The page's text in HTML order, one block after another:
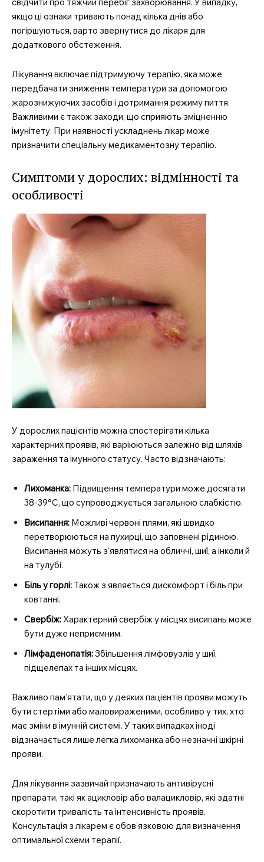
якщо ці ознаки тривають понад кілька днів або
погіршуються, варто звернутися до лікаря для
додаткового обстеження.
Лікування включає підтримуючу терапію, яка може
передбачати зниження температури за допомогою
жарознижуючих засобів і дотримання режиму пиття.
Важливими є також заходи, що сприяють зміцненню
імунітету. При наявності ускладнень лікар може
призначити спеціальну медикаментозну терапію.
Симптоми у дорослих: відмінності та
особливості
У дорослих пацієнтів можна спостерігати кілька
характерних проявів, які варіюються залежно від шляхів
зараження та імунного статусу. Часто відзначають:
Лихоманка: Підвищення температури може досягати
38-39°C, що супроводжується загальною слабкістю.
Висипання: Можливі червоні плями, які швидко
перетворюються на пухирці, що заповнені рідиною.
Висипання можуть з’являтися на обличчі, шиї, а інколи й
на тулубі.
Біль у горлі: Також з’являється дискомфорт і біль при
ковтанні.
Свербіж:Характерний свербіж у місцях висипань може
бути дуже неприємним.
Лімфаденопатія:Збільшення лімфовузлів у шиї,
підщелепах та інших місцях.
Важливо пам’ятати, що у деяких пацієнтів прояви можуть
бути стертіми або маловираженими, особливо у тих, хто
має зміни в імунній системі. У таких випадках іноді
відзначається лише легка лихоманка або незначні шкірні
прояви.
Для лікування зазвичай призначають антивірусні
препарати, такі як ацикловір або валацикловір, які здатні
скоротити тривалість та інтенсивність проявів.
Консультація з лікарем є обов’язковою для визначення
оптимальної схеми терапії.